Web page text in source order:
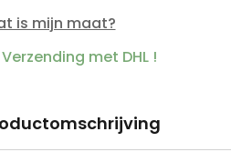
is mijn maat?
Verzending met DHL !